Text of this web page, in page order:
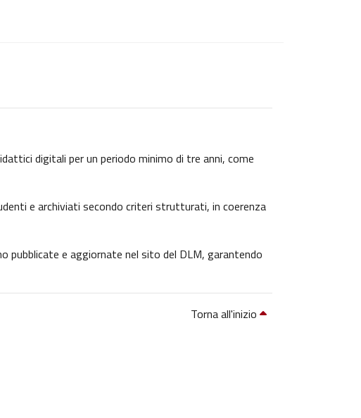
digitali per un periodo minimo di tre anni, come
e archiviati secondo criteri strutturati, in coerenza
pubblicate e aggiornate nel sito del DLM, garantendo
Torna all'inizio